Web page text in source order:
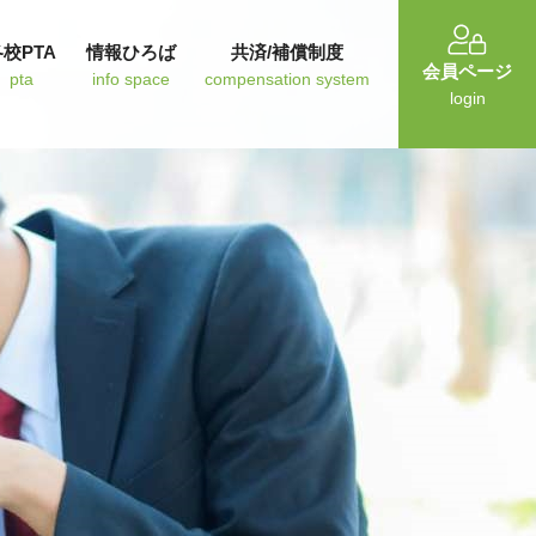
校PTA
pta
情報ひろば
info space
共済/補償制度
compensation system 会員ページ
login